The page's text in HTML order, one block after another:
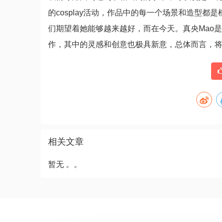
的cosplay活动，作品中的每一个场景和造型都
们期望着她能够越来越好，而在今天。真央Mao
作，其中的灵感和创意也极具新意，总体而言，
相关文章
暂无 。。